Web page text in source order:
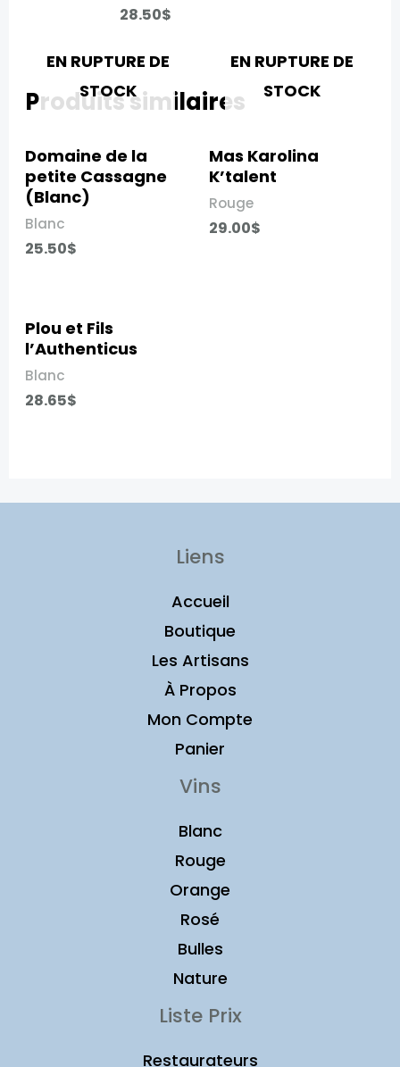
28.50$
Produits similaires
EN RUPTURE DE
STOCK
Domaine de la
petite Cassagne
(Blanc)​
Blanc
25.50$
EN RUPTURE DE
STOCK
Mas Karolina
K’talent​
Rouge
29.00$
Plou et Fils
l’Authenticus​
Blanc
28.65$
Liens
Accueil
Boutique
Les Artisans
À Propos
Mon Compte
Panier
Vins
Blanc
Rouge
Orange
Rosé
Bulles
Nature
Liste Prix
Restaurateurs